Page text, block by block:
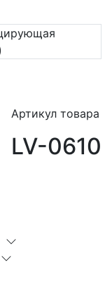
Артикул товара
LV-0610